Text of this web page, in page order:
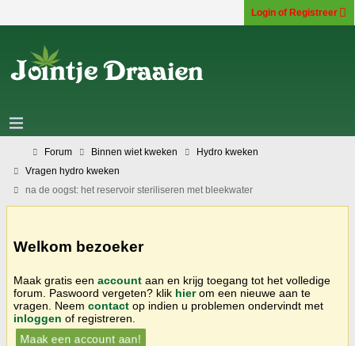
Login of Registreer
Forum Binnen wiet kweken
Hydro kweken
Vragen hydro kweken
na de oogst: het reservoir steriliseren met bleekwater
Welkom bezoeker
Maak gratis een account aan en krijg toegang tot het volledige
forum. Paswoord vergeten? klik hierom een nieuwe aan te
vragen. Neem contact op indien u problemen ondervindt met
inloggen of registreren.
Maak een account aan!